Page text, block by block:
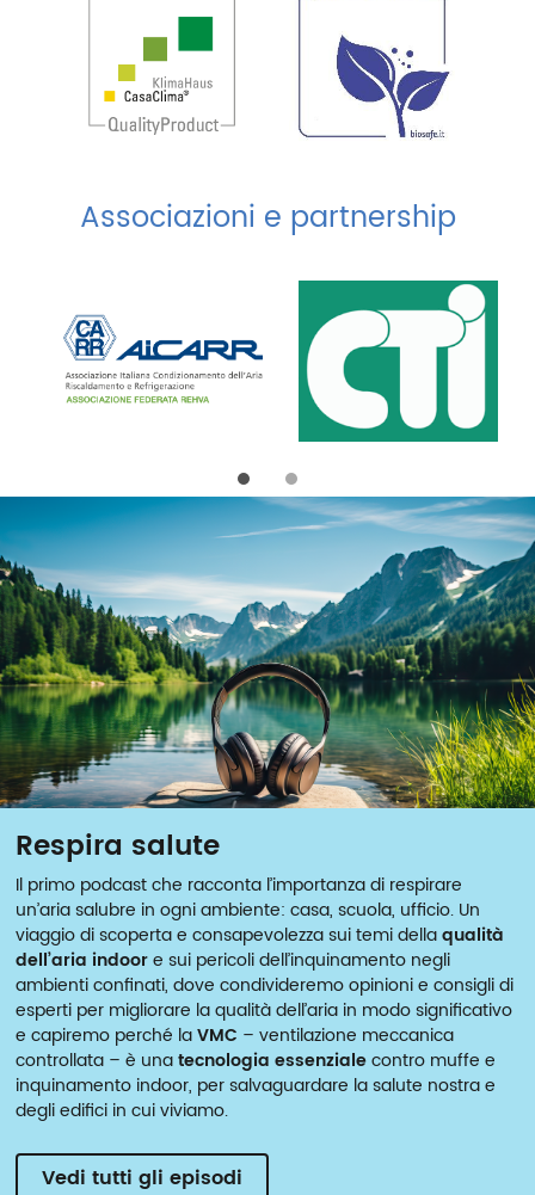
Associazioni e partnership
Respira salute
Il primo podcast che racconta l’importanza di respirare
un’aria salubre in ogni ambiente: casa, scuola, ufficio. Un
viaggio di scoperta e consapevolezza sui temi dellaqualità
dell’aria indoore sui pericoli dell’inquinamento negli
ambienti confinati, dove condivideremo opinioni e consigli di
esperti per migliorare la qualità dell’aria in modo significativo
e capiremo perché laVMC – ventilazione meccanica
controllata – è unatecnologia essenzialecontro muffe e
inquinamento indoor, per salvaguardare la salute nostra e
degli edifici in cui viviamo.
Vedi tutti gli episodi